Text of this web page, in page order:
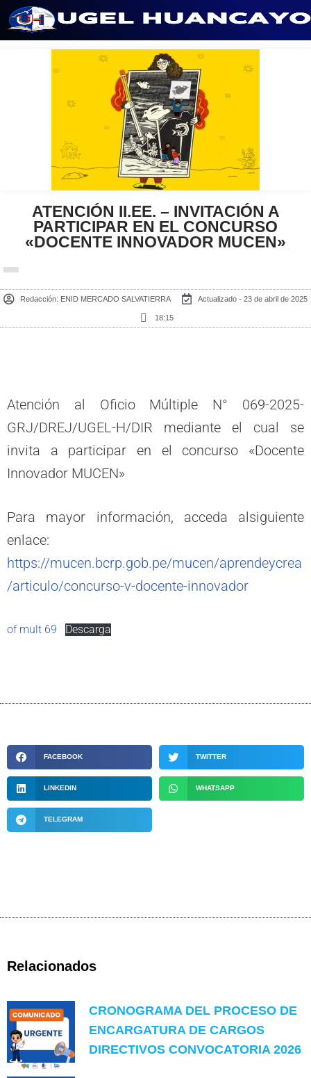
contenido
ATENCIÓN II.EE. – INVITACIÓN A
PARTICIPAR EN EL CONCURSO
«DOCENTE INNOVADOR MUCEN»
Redacción: ENID MERCADO SALVATIERRA Actualizado - 23 de abril de 2025
18:15
Atención al Oficio Múltiple N° 069-2025-
GRJ/DREJ/UGEL-H/DIR mediante el cual se
invita a participar en el concurso «Docente
Innovador MUCEN»
Para mayor información, acceda alsiguiente
enlace:
https://mucen.bcrp.gob.pe/mucen/aprendeycrea
/articulo/concurso-v-docente-innovador
of mult 69 Descarga
FACEBOOK TWITTER
LINKEDIN WHATSAPP
TELEGRAM
Relacionados
CRONOGRAMA DEL PROCESO DE
ENCARGATURA DE CARGOS
DIRECTIVOS CONVOCATORIA 2026